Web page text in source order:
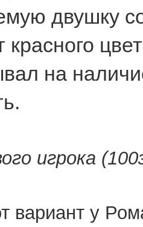
двушку
красного
на
игрока
вариант у